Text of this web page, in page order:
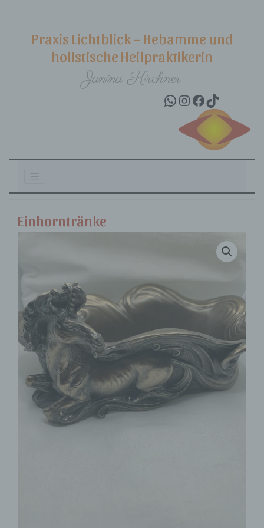
Praxis Lichtblick – Hebamme und
holistische Heilpraktikerin
Janina Kirchner
WhatsApp
Instagram
Facebook
TikTok
Einhorntränke